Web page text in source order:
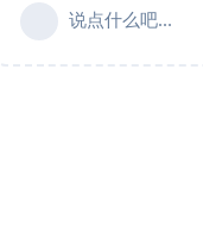
说点什么吧...